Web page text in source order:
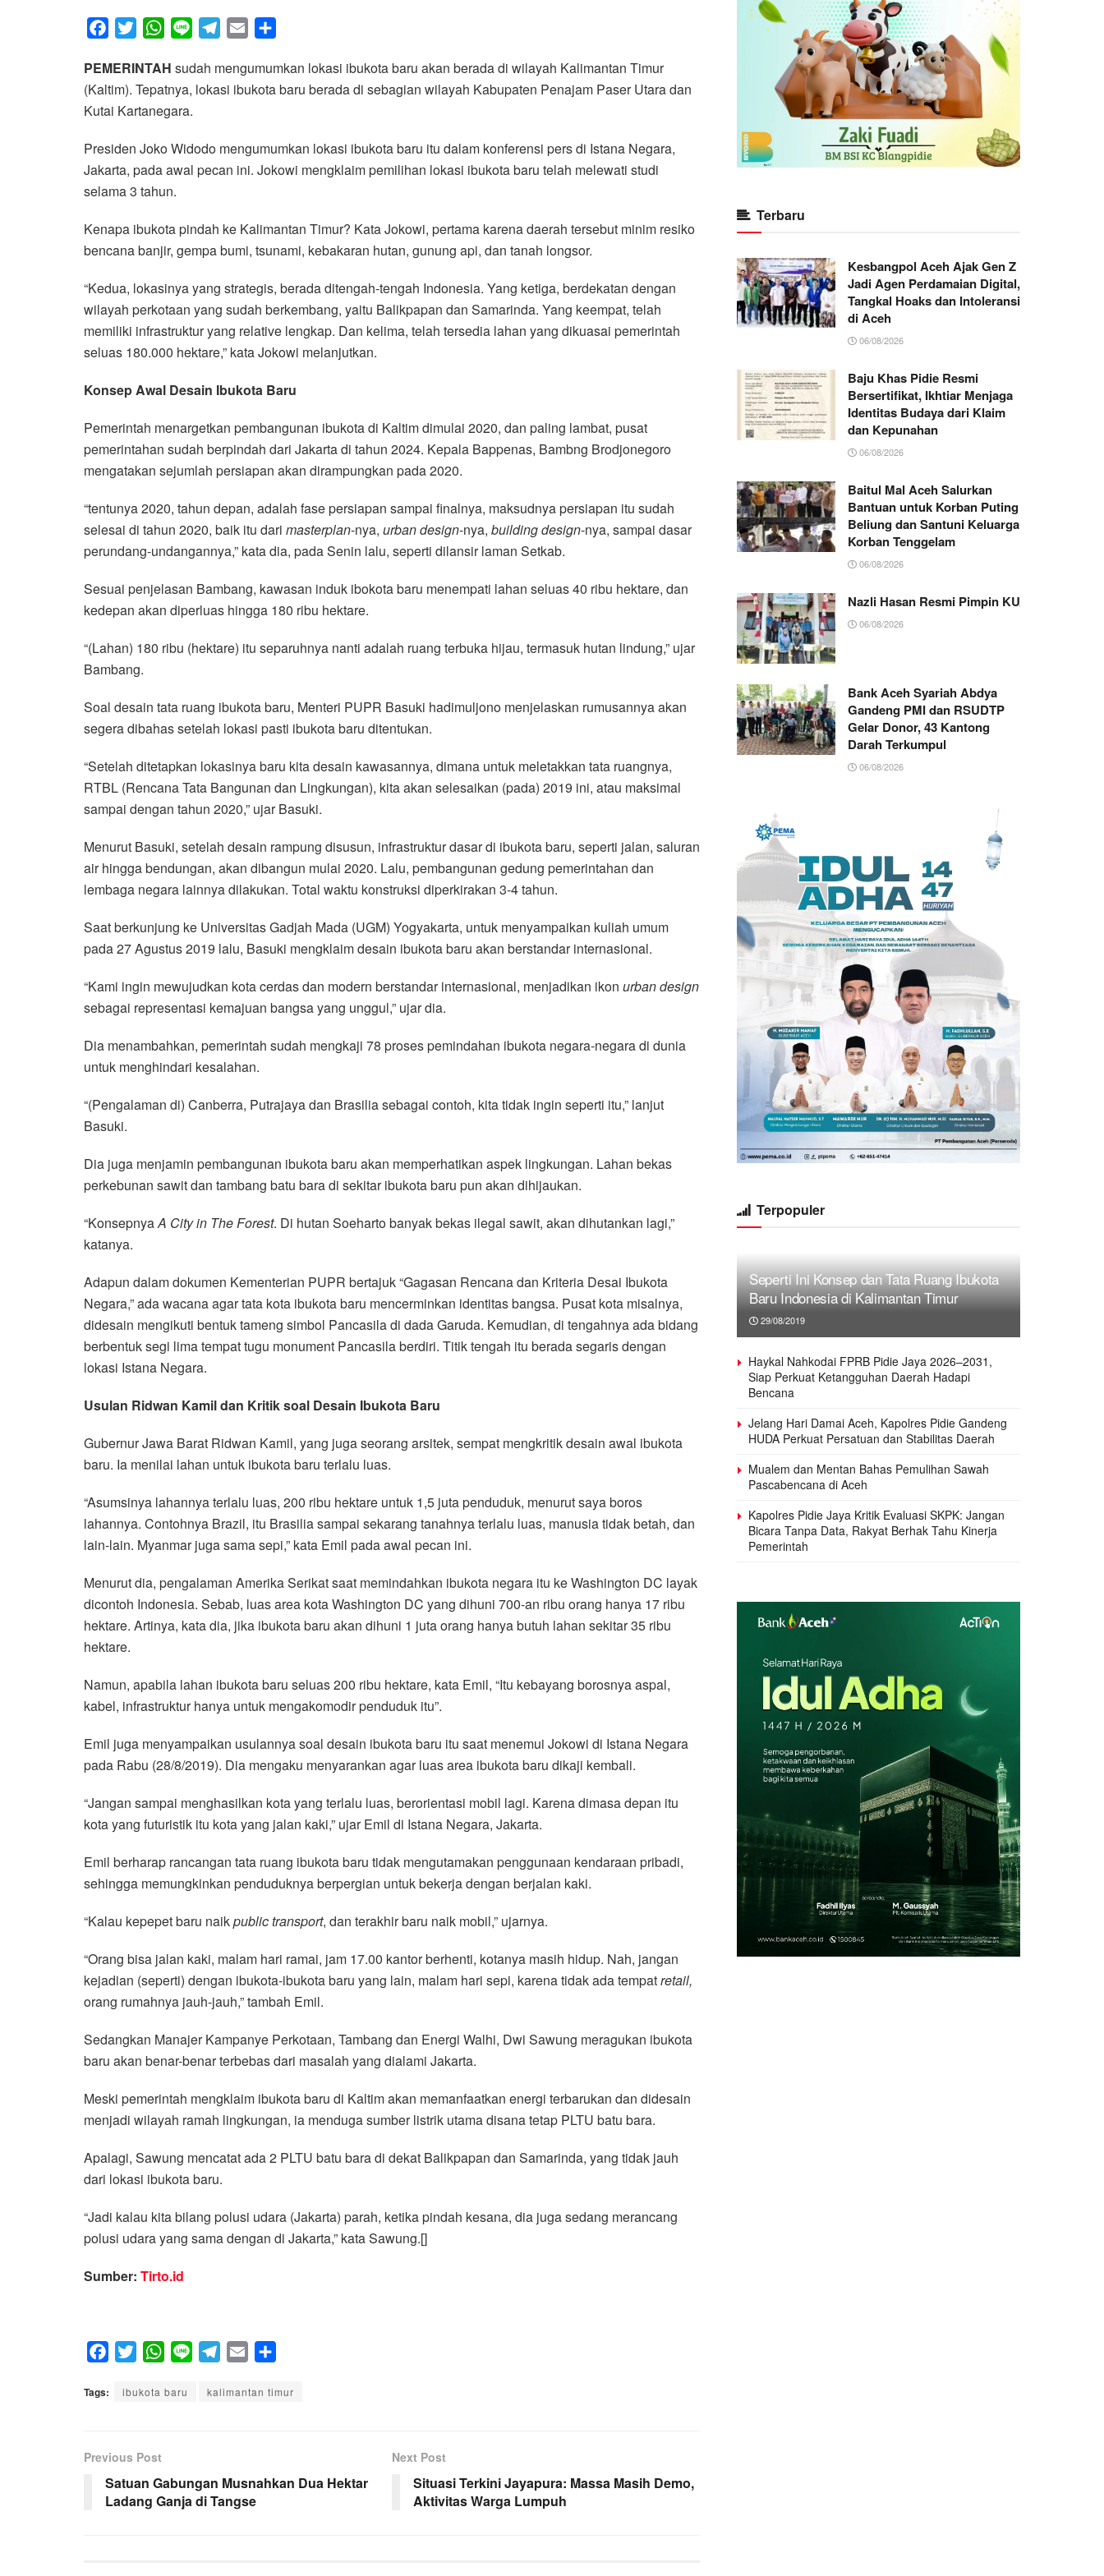
c
e
b
o
k
i
t
t
r
W
a
t
s
p
p
n
e
l
e
a
m
a
i
a
r
PEMERINTAH sudah mengumumkan lokasi ibukota baru akan berada di wilayah Kalimantan Timur
(Kaltim). Tepatnya, lokasi ibukota baru berada di sebagian wilayah Kabupaten Penajam Paser Utara dan
Kutai Kartanegara.
Presiden Joko Widodo mengumumkan lokasi ibukota baru itu dalam konferensi pers di Istana Negara,
Jakarta, pada awal pecan ini. Jokowi mengklaim pemilihan lokasi ibukota baru telah melewati studi
selama 3 tahun.
Kenapa ibukota pindah ke Kalimantan Timur? Kata Jokowi, pertama karena daerah tersebut minim resiko
bencana banjir, gempa bumi, tsunami, kebakaran hutan, gunung api, dan tanah longsor.
“Kedua, lokasinya yang strategis, berada ditengah-tengah Indonesia. Yang ketiga, berdekatan dengan
wilayah perkotaan yang sudah berkembang, yaitu Balikpapan dan Samarinda. Yang keempat, telah
memiliki infrastruktur yang relative lengkap. Dan kelima, telah tersedia lahan yang dikuasai pemerintah
seluas 180.000 hektare,” kata Jokowi melanjutkan.
Konsep Awal Desain Ibukota Baru
Pemerintah menargetkan pembangunan ibukota di Kaltim dimulai 2020, dan paling lambat, pusat
pemerintahan sudah berpindah dari Jakarta di tahun 2024. Kepala Bappenas, Bambng Brodjonegoro
mengatakan sejumlah persiapan akan dirampungkan pada 2020.
“tentunya 2020, tahun depan, adalah fase persiapan sampai finalnya, maksudnya persiapan itu sudah
selesai di tahun 2020, baik itu dari masterplan-nya, urban design-nya, building design-nya, sampai dasar
perundang-undangannya,” kata dia, pada Senin lalu, seperti dilansir laman Setkab.
Sesuai penjelasan Bambang, kawasan induk ibokota baru menempati lahan seluas 40 ribu hektare, dan
kedepan akan diperluas hingga 180 ribu hektare.
“(Lahan) 180 ribu (hektare) itu separuhnya nanti adalah ruang terbuka hijau, termasuk hutan lindung,” ujar
Bambang.
Soal desain tata ruang ibukota baru, Menteri PUPR Basuki hadimuljono menjelaskan rumusannya akan
segera dibahas setelah lokasi pasti ibukota baru ditentukan.
“Setelah ditetapkan lokasinya baru kita desain kawasannya, dimana untuk meletakkan tata ruangnya,
RTBL (Rencana Tata Bangunan dan Lingkungan), kita akan selesaikan (pada) 2019 ini, atau maksimal
sampai dengan tahun 2020,” ujar Basuki.
Menurut Basuki, setelah desain rampung disusun, infrastruktur dasar di ibukota baru, seperti jalan, saluran
air hingga bendungan, akan dibangun mulai 2020. Lalu, pembangunan gedung pemerintahan dan
lembaga negara lainnya dilakukan. Total waktu konstruksi diperkirakan 3-4 tahun.
Saat berkunjung ke Universitas Gadjah Mada (UGM) Yogyakarta, untuk menyampaikan kuliah umum
pada 27 Agustus 2019 lalu, Basuki mengklaim desain ibukota baru akan berstandar internasional.
“Kami ingin mewujudkan kota cerdas dan modern berstandar internasional, menjadikan ikon urban design
sebagai representasi kemajuan bangsa yang unggul,” ujar dia.
Dia menambahkan, pemerintah sudah mengkaji 78 proses pemindahan ibukota negara-negara di dunia
untuk menghindari kesalahan.
“(Pengalaman di) Canberra, Putrajaya dan Brasilia sebagai contoh, kita tidak ingin seperti itu,” lanjut
Basuki.
Dia juga menjamin pembangunan ibukota baru akan memperhatikan aspek lingkungan. Lahan bekas
perkebunan sawit dan tambang batu bara di sekitar ibukota baru pun akan dihijaukan.
“KonsepnyaA City in The Forest. Di hutan Soeharto banyak bekas ilegal sawit, akan dihutankan lagi,”
katanya.
Adapun dalam dokumen Kementerian PUPR bertajuk “Gagasan Rencana dan Kriteria Desai Ibukota
Negara,” ada wacana agar tata kota ibukota baru mencerminkan identitas bangsa. Pusat kota misalnya,
didesain mengikuti bentuk tameng simbol Pancasila di dada Garuda. Kemudian, di tengahnya ada bidang
berbentuk segi lima tempat tugu monument Pancasila berdiri. Titik tengah itu berada segaris dengan
lokasi Istana Negara.
Usulan Ridwan Kamil dan Kritik soal Desain Ibukota Baru
Gubernur Jawa Barat Ridwan Kamil, yang juga seorang arsitek, sempat mengkritik desain awal ibukota
baru. Ia menilai lahan untuk ibukota baru terlalu luas.
“Asumsinya lahannya terlalu luas, 200 ribu hektare untuk 1,5 juta penduduk, menurut saya boros
lahannya. Contohnya Brazil, itu Brasilia sampai sekarang tanahnya terlalu luas, manusia tidak betah, dan
lain-lain. Myanmar juga sama sepi,” kata Emil pada awal pecan ini.
Menurut dia, pengalaman Amerika Serikat saat memindahkan ibukota negara itu ke Washington DC layak
dicontoh Indonesia. Sebab, luas area kota Washington DC yang dihuni 700-an ribu orang hanya 17 ribu
hektare. Artinya, kata dia, jika ibukota baru akan dihuni 1 juta orang hanya butuh lahan sekitar 35 ribu
hektare.
Namun, apabila lahan ibukota baru seluas 200 ribu hektare, kata Emil, “Itu kebayang borosnya aspal,
kabel, infrastruktur hanya untuk mengakomodir penduduk itu”.
Emil juga menyampaikan usulannya soal desain ibukota baru itu saat menemui Jokowi di Istana Negara
pada Rabu (28/8/2019). Dia mengaku menyarankan agar luas area ibukota baru dikaji kembali.
“Jangan sampai menghasilkan kota yang terlalu luas, berorientasi mobil lagi. Karena dimasa depan itu
kota yang futuristik itu kota yang jalan kaki,” ujar Emil di Istana Negara, Jakarta.
Emil berharap rancangan tata ruang ibukota baru tidak mengutamakan penggunaan kendaraan pribadi,
sehingga memungkinkan penduduknya berpergian untuk bekerja dengan berjalan kaki.
“Kalau kepepet baru naikpublic transport, dan terakhir baru naik mobil,” ujarnya.
“Orang bisa jalan kaki, malam hari ramai, jam 17.00 kantor berhenti, kotanya masih hidup. Nah, jangan
kejadian (seperti) dengan ibukota-ibukota baru yang lain, malam hari sepi, karena tidak ada tempatretail,
orang rumahnya jauh-jauh,” tambah Emil.
Sedangkan Manajer Kampanye Perkotaan, Tambang dan Energi Walhi, Dwi Sawung meragukan ibukota
baru akan benar-benar terbebas dari masalah yang dialami Jakarta.
Meski pemerintah mengklaim ibukota baru di Kaltim akan memanfaatkan energi terbarukan dan didesain
menjadi wilayah ramah lingkungan, ia menduga sumber listrik utama disana tetap PLTU batu bara.
Apalagi, Sawung mencatat ada 2 PLTU batu bara di dekat Balikpapan dan Samarinda, yang tidak jauh
dari lokasi ibukota baru.
“Jadi kalau kita bilang polusi udara (Jakarta) parah, ketika pindah kesana, dia juga sedang merancang
polusi udara yang sama dengan di Jakarta,” kata Sawung.[]
Sumber: Tirto.id
o
o
k
i
e
r
W
a
p
p
l
a
m
a
a
Tags: ibukota baru kalimantan timur
Previous Post
Satuan Gabungan Musnahkan Dua Hektar
Ladang Ganja di Tangse
Next Post
Situasi Terkini Jayapura: Massa Masih Demo,
Aktivitas Warga Lumpuh
Terbaru
Kesbangpol Aceh Ajak Gen Z
Jadi Agen Perdamaian Digital,
Tangkal Hoaks dan Intoleransi
di Aceh
06/08/2026
Baju Khas Pidie Resmi
Bersertifikat, Ikhtiar Menjaga
Identitas Budaya dari Klaim
dan Kepunahan
06/08/2026
Baitul Mal Aceh Salurkan
Bantuan untuk Korban Puting
Beliung dan Santuni Keluarga
Korban Tenggelam
06/08/2026
Nazli Hasan Resmi Pimpin KUA Jeumpa,
06/08/2026
Bank Aceh Syariah Abdya
Gandeng PMI dan RSUDTP
Gelar Donor, 43 Kantong
Darah Terkumpul
06/08/2026
Terpopuler
Seperti Ini Konsep dan Tata Ruang Ibukota
Baru Indonesia di Kalimantan Timur
29/08/2019
Haykal Nahkodai FPRB Pidie Jaya 2026–2031,
Siap Perkuat Ketangguhan Daerah Hadapi
Bencana
Jelang Hari Damai Aceh, Kapolres Pidie Gandeng
HUDA Perkuat Persatuan dan Stabilitas Daerah
Mualem dan Mentan Bahas Pemulihan Sawah
Pascabencana di Aceh
Kapolres Pidie Jaya Kritik Evaluasi SKPK: Jangan
Bicara Tanpa Data, Rakyat Berhak Tahu Kinerja
Pemerintah